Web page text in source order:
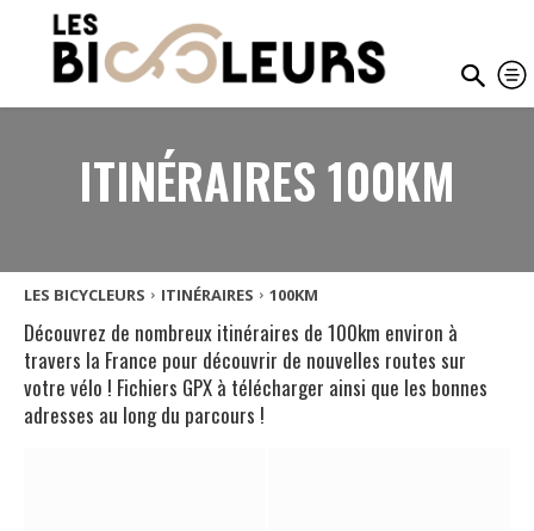
ITINÉRAIRES 100KM
LES BICYCLEURS ITINÉRAIRES 100KM
Découvrez de nombreux itinéraires de 100km environ à
travers la France pour découvrir de nouvelles routes sur
votre vélo ! Fichiers GPX à télécharger ainsi que les bonnes
adresses au long du parcours !